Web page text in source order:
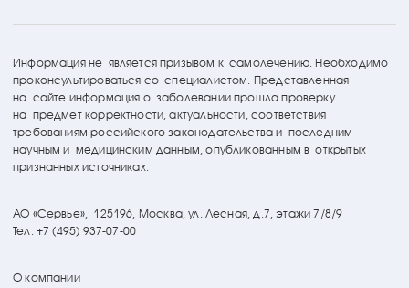
О компании
АО «Сервье», 125196, Москва, ул. Лесная, д.7, этажи 7/8/9
Тел. +7 (495) 937-07-00
Информация не является призывом к самолечению. Необходимо
проконсультироваться со специалистом. Представленная
на сайте информация о заболевании прошла проверку
на предмет корректности, актуальности, соответствия
требованиям российского законодательства и последним
научным и медицинским данным, опубликованным в открытых
признанных источниках.